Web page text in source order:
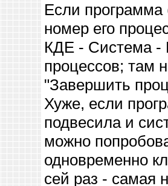
Если программа
номер его
КДЕ - Система -
процессов; там
"Завершить
Хуже, если
подвесила и
можно
одновременно
сей раз - самая